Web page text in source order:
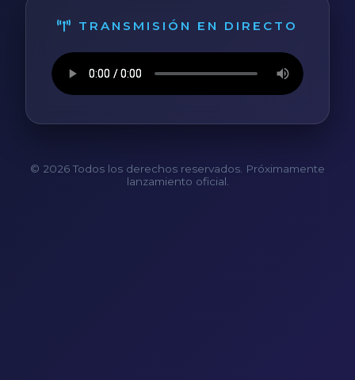
TRANSMISIÓN EN DIRECTO
© 2026 Todos los derechos reservados. Próximamente
lanzamiento oficial.